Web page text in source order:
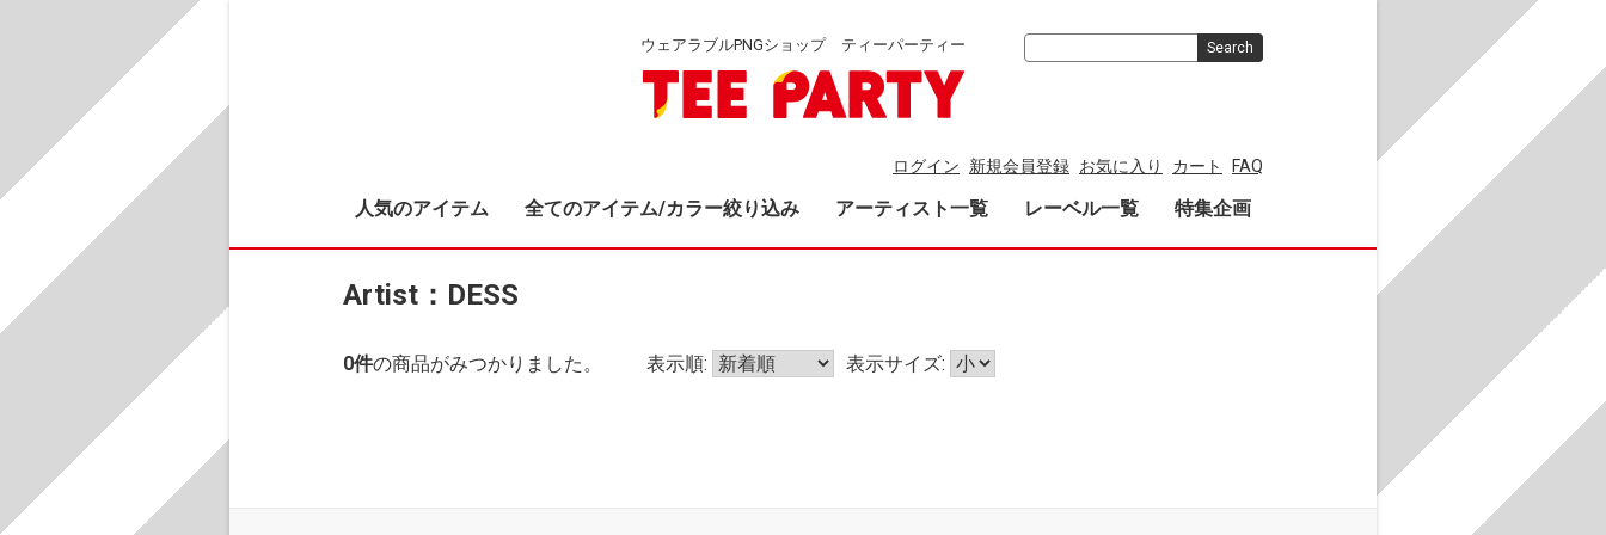
ウェアラブルPNGショップ ティーパーティー
ログイン 新規会員登録 お気に入り カート FAQ
人気のアイテム 全てのアイテム/カラー絞り込み アーティスト一覧 レーベル一覧 特集企画
Search
Artist：DESS
0件の商品がみつかりました。 表示順: 表示サイズ: